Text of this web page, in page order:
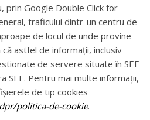
prin Google Double Click for
traficului dintr-un centru de
de locul de unde provine
astfel de informații, inclusiv
de servere situate în SEE
SEE. Pentru mai multe informații,
de tip cookies
politica-de-cookie.